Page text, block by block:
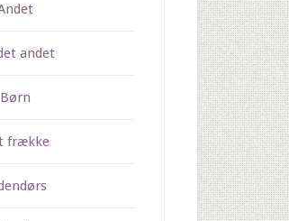
andet
Børn
frække